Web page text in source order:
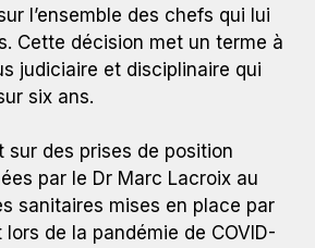
l’ensemble des chefs qui lui
Cette décision met un terme à
judiciaire et disciplinaire qui
six ans.
sur des prises de position
par le Dr Marc Lacroix au
sanitaires mises en place par
lors de la pandémie de COVID-